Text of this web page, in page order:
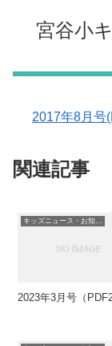
宮谷小
2017年8月号
関連記事
キッズニュース・お知らせ
2023年3月号（